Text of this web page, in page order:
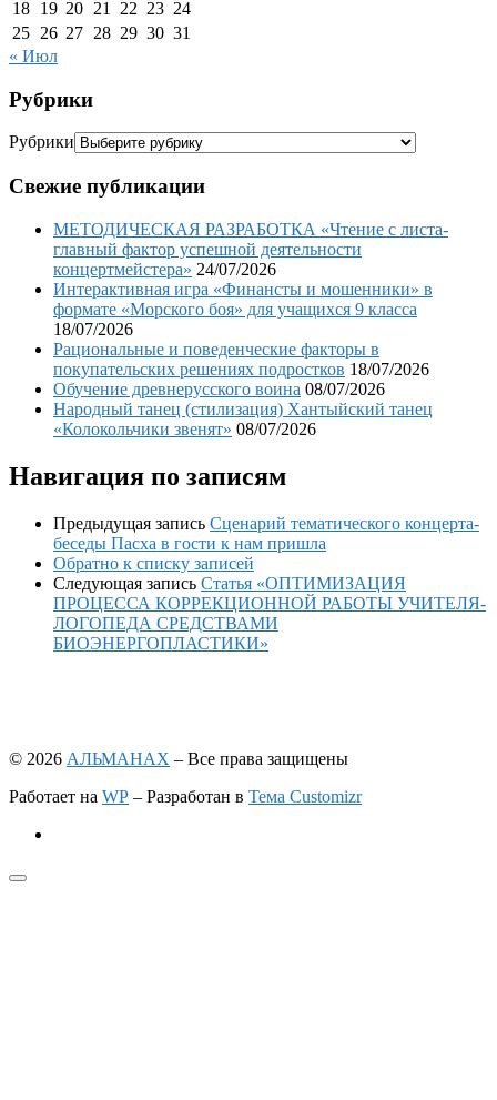
18 19 20 21 22 23 24
25 26 27 28 29 30 31
« Июл
Рубрики
Рубрики
Свежие публикации
МЕТОДИЧЕСКАЯ РАЗРАБОТКА «Чтение с листа-
главный фактор успешной деятельности
концертмейстера» 24/07/2026
Интерактивная игра «Финансты и мошенники» в
формате «Морского боя» для учащихся 9 класса
18/07/2026
Рациональные и поведенческие факторы в
покупательских решениях подростков 18/07/2026
Обучение древнерусского воина 08/07/2026
Народный танец (стилизация) Хантыйский танец
«Колокольчики звенят» 08/07/2026
Навигация по записям
Предыдущая запись Сценарий тематического концерта-
беседы Пасха в гости к нам пришла
Обратно к списку записей
Следующая запись Статья «ОПТИМИЗАЦИЯ
ПРОЦЕССА КОРРЕКЦИОННОЙ РАБОТЫ УЧИТЕЛЯ-
ЛОГОПЕДА СРЕДСТВАМИ
БИОЭНЕРГОПЛАСТИКИ»
© 2026 АЛЬМАНАХ – Все права защищены
Работает на WP – Разработан в Тема Customizr